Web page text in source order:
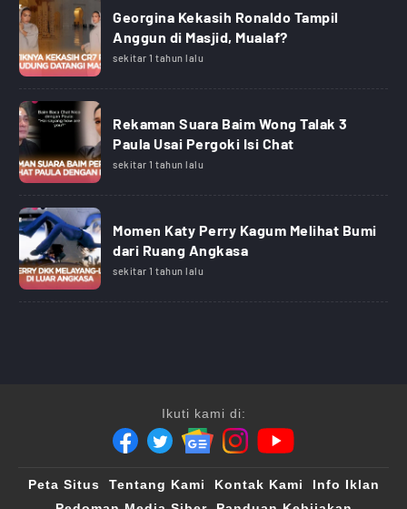
Georgina Kekasih Ronaldo Tampil
Anggun di Masjid, Mualaf?
sekitar 1 tahun lalu
Rekaman Suara Baim Wong Talak 3
Paula Usai Pergoki Isi Chat
sekitar 1 tahun lalu
Momen Katy Perry Kagum Melihat Bumi
dari Ruang Angkasa
sekitar 1 tahun lalu
Ikuti kami di:
Peta Situs Tentang Kami Kontak Kami
Info Iklan